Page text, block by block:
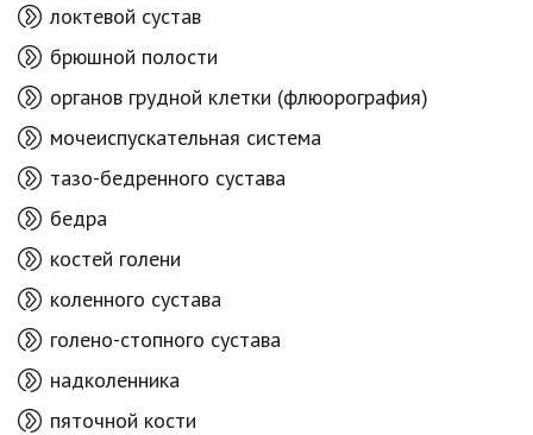
локтевой сустав
брюшной полости
органов грудной клетки (флюорография)
мочеиспускательная система
тазо-бедренного сустава
бедра
костей голени
коленного сустава
голено-стопного сустава
надколенника
пяточной кости